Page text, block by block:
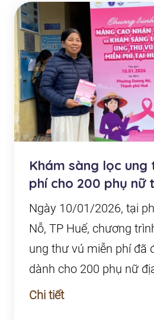
Khám sàng lọc ung
phí cho 200 phụ nữ
Dương Nỗ, Thành...
Ngày 10/01/2026, tại
Nỗ, TP Huế, chương
ung thư vú miễn phí đã
dành cho 200 phụ nữ
Chi tiết